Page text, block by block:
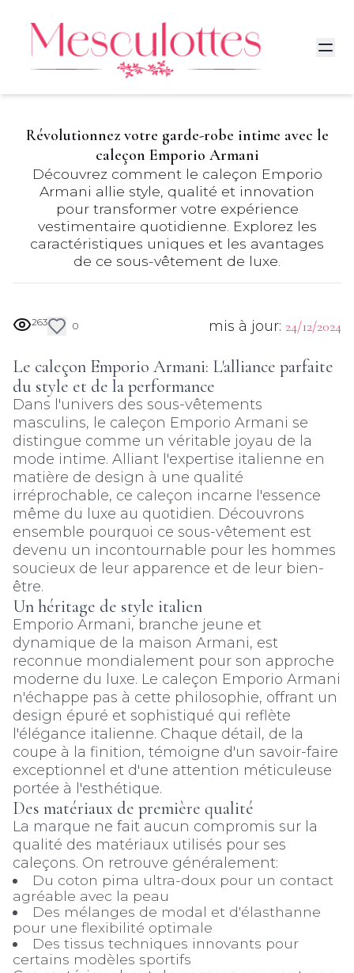
Révolutionnez votre garde-robe intime avec le
caleçon Emporio Armani
Découvrez comment le caleçon Emporio
Armani allie style, qualité et innovation
pour transformer votre expérience
vestimentaire quotidienne. Explorez les
caractéristiques uniques et les avantages
de ce sous-vêtement de luxe.
263 0 mis à jour: 24/12/2024
Le caleçon Emporio Armani: L'alliance parfaite
du style et de la performance
Dans l'univers des sous-vêtements
masculins, le caleçon Emporio Armani se
distingue comme un véritable joyau de la
mode intime. Alliant l'expertise italienne en
matière de design à une qualité
irréprochable, ce caleçon incarne l'essence
même du luxe au quotidien. Découvrons
ensemble pourquoi ce sous-vêtement est
devenu un incontournable pour les hommes
soucieux de leur apparence et de leur bien-
être.
Un héritage de style italien
Emporio Armani, branche jeune et
dynamique de la maison Armani, est
reconnue mondialement pour son approche
moderne du luxe. Le caleçon Emporio Armani
n'échappe pas à cette philosophie, offrant un
design épuré et sophistiqué qui reflète
l'élégance italienne. Chaque détail, de la
coupe à la finition, témoigne d'un savoir-faire
exceptionnel et d'une attention méticuleuse
portée à l'esthétique.
Des matériaux de première qualité
La marque ne fait aucun compromis sur la
qualité des matériaux utilisés pour ses
caleçons. On retrouve généralement:
Du coton pima ultra-doux pour un contact
agréable avec la peau
Des mélanges de modal et d'élasthanne
pour une flexibilité optimale
Des tissus techniques innovants pour
certains modèles sportifs